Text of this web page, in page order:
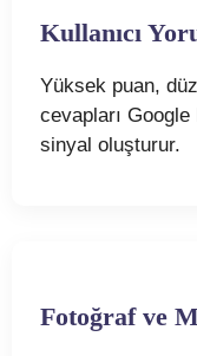
Kullanıcı
Yüksek puan,
cevapları
sinyal oluşturur.
Fotoğraf ve